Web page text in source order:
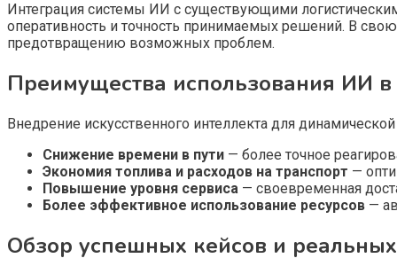
Интеграция системы ИИ с существующими
оперативность и точность принимаемых решений. В
предотвращению возможных проблем.
Преимущества использования ИИ
Внедрение искусственного интеллекта для
Снижение времени в пути — более точное
Экономия топлива и расходов на транспорт —
Повышение уровня сервиса — своевременная
Более эффективное использование ресурсов —
Обзор успешных кейсов и